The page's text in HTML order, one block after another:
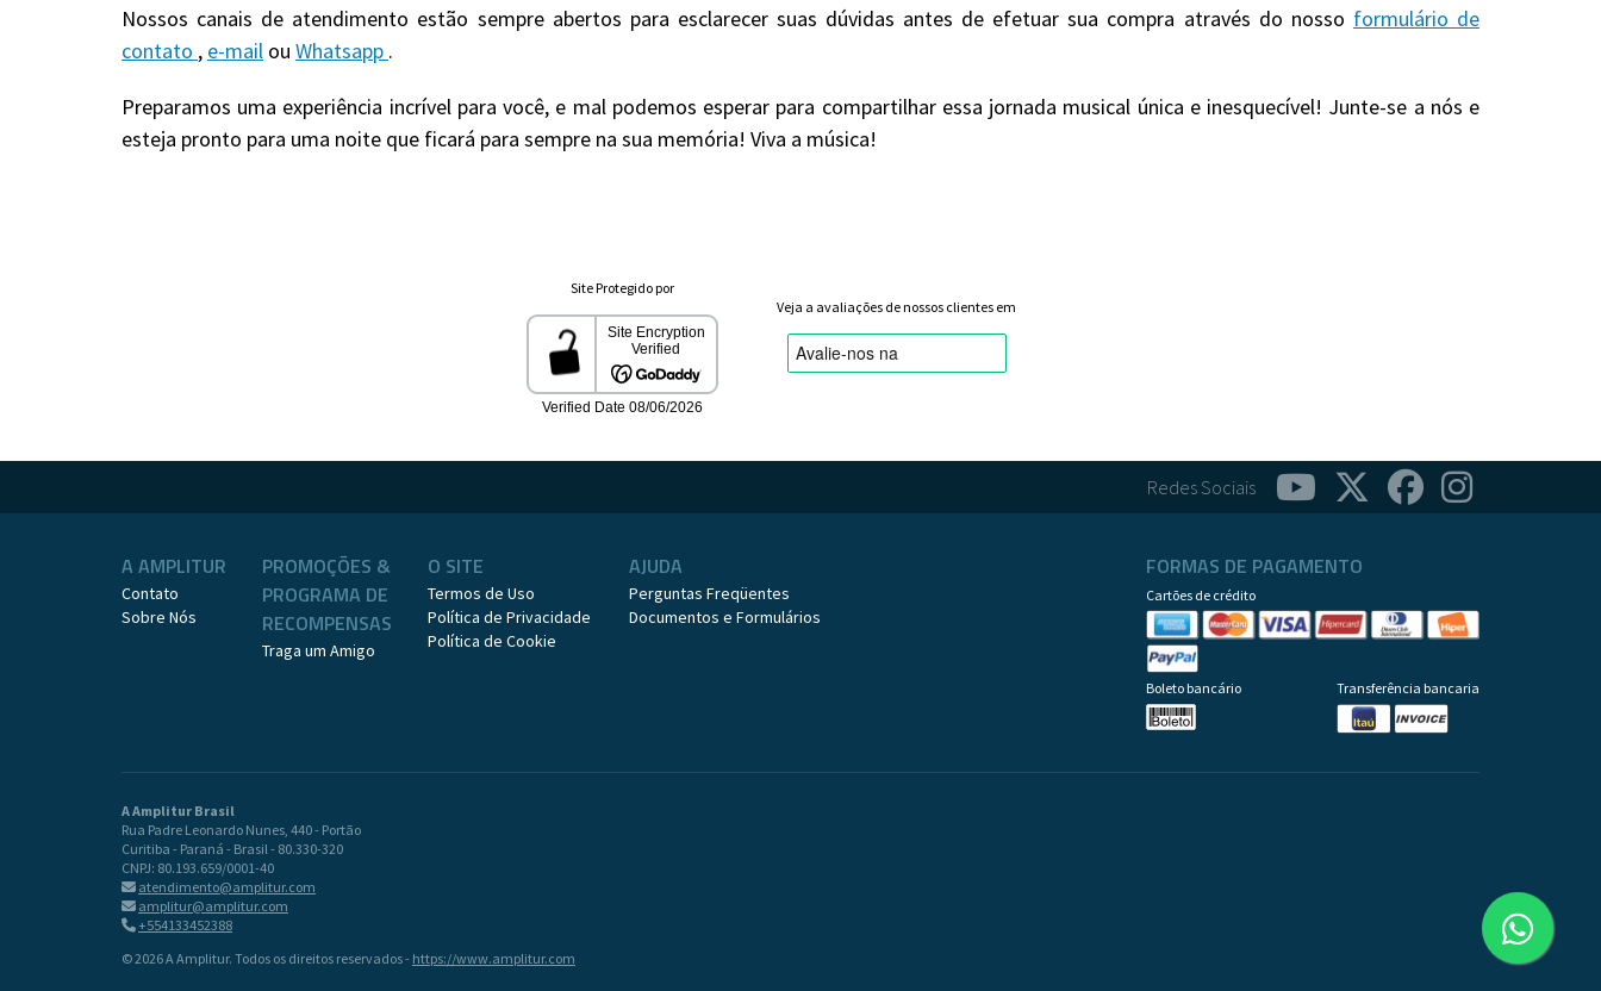
Nossos canais de atendimento estão sempre abertos para esclarecer suas dúvidas antes de efetuar sua compra através do nosso formulário de
contato , e-mail ou Whatsapp .
Preparamos uma experiência incrível para você, e mal podemos esperar para compartilhar essa jornada musical única e inesquecível! Junte-se a nós e
esteja pronto para uma noite que ficará para sempre na sua memória! Viva a música!
Site Protegido por
Veja a avaliações de nossos clientes em
Redes Sociais
A AMPLITUR
Contato
Sobre Nós
PROMOÇÕES &
PROGRAMA DE
RECOMPENSAS
Traga um Amigo
O SITE
Termos de Uso
Política de Privacidade
Política de Cookie
AJUDA
Perguntas Freqüentes
Documentos e Formulários
FORMAS DE PAGAMENTO
Cartões de crédito
Boleto bancário Transferência bancaria
A Amplitur Brasil
Rua Padre Leonardo Nunes, 440 - Portão
Curitiba - Paraná - Brasil - 80.330-320
CNPJ: 80.193.659/0001-40
atendimento@amplitur.com
amplitur@amplitur.com
+554133452388
© 2026 A Amplitur. Todos os direitos reservados - https://www.amplitur.com